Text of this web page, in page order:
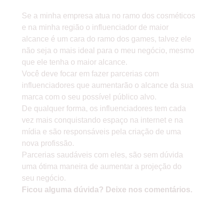
Se a minha empresa atua no ramo dos cosméticos
e na minha região o influenciador de maior
alcance é um cara do ramo dos games, talvez ele
não seja o mais ideal para o meu negócio, mesmo
que ele tenha o maior alcance.
Você deve focar em fazer parcerias com
influenciadores que aumentarão o alcance da sua
marca com o seu possível público alvo.
De qualquer forma, os influenciadores tem cada
vez mais conquistando espaço na internet e na
mídia e são responsáveis pela criação de uma
nova profissão.
Parcerias saudáveis com eles, são sem dúvida
uma ótima maneira de aumentar a projeção do
seu negócio.
Ficou alguma dúvida? Deixe nos comentários.